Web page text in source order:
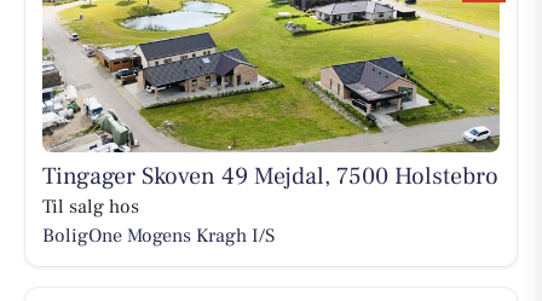
Tingager Skoven 49 Mejdal, 7500 Holstebro
Til salg hos
BoligOne Mogens Kragh I/S